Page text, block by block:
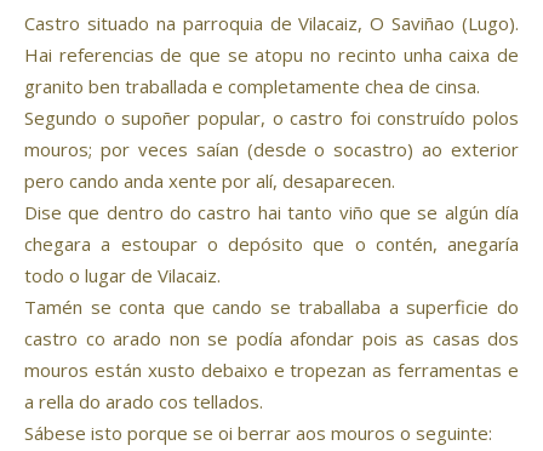
Castro situado na parroquia de Vilacaiz, O Saviñao (Lugo).
Hai referencias de que se atopu no recinto unha caixa de
granito ben traballada e completamente chea de cinsa.
Segundo o supoñer popular, o castro foi construído polos
mouros; por veces saían (desde o socastro) ao exterior
pero cando anda xente por alí, desaparecen.
Dise que dentro do castro hai tanto viño que se algún día
chegara a estoupar o depósito que o contén, anegaría
todo o lugar de Vilacaiz.
Tamén se conta que cando se traballaba a superficie do
castro co arado non se podía afondar pois as casas dos
mouros están xusto debaixo e tropezan as ferramentas e
a rella do arado cos tellados.
Sábese isto porque se oi berrar aos mouros o seguinte: